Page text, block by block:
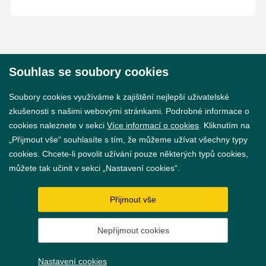
GDPR
Nastavení cookies
Souhlas se soubory cookies
Soubory cookies využíváme k zajištění nejlepší uživatelské
zkušenosti s našimi webovými stránkami. Podrobné informace o
cookies naleznete v sekci Více informací o cookies . Kliknutím na
„Přijmout vše“ souhlasíte s tím, že můžeme užívat všechny typy
cookies. Chcete-li povolit užívání pouze některých typů cookies,
můžete tak učinit v sekci „Nastavení cookies“.
Přijmout vše
Nepřijmout cookies
Nastavení cookies